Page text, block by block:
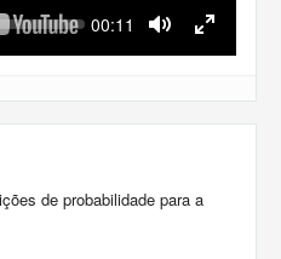
Current
00:11
Mute Fullscreen
de probabilidade para a